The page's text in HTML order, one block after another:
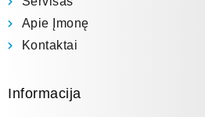
Apie Įmonę
Kontaktai
Informacija